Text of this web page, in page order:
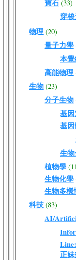
寶石 (33)
穿
物理 (20)
量子力學
本
高能物理
生物 (23)
分子生物
基
基
生
植物學
生物化學
生物多樣
科技 (83)
AI/
正